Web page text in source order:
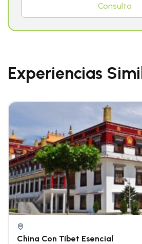
Consulta
Experiencias
China Con Tíbet Esencial